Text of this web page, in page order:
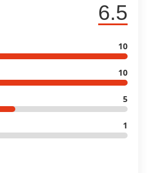
6.5
10
10
5
1